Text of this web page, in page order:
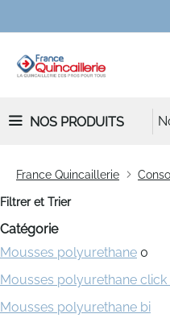
NOS PRODUITS
France Quincaillerie
Filtrer et Trier
Catégorie
Mousses polyurethane 0
Mousses polyurethane click
Mousses polyurethane bi